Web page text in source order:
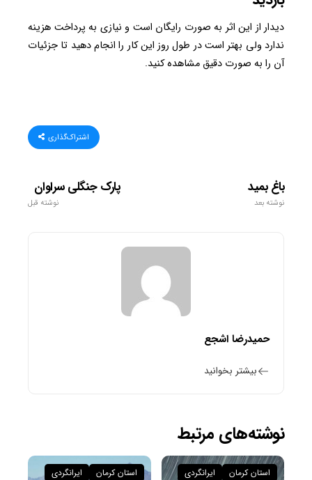
دیدار از این اثر به صورت رایگان است و نیازی به پرداخت هزینه
ندارد ولی بهتر است در طول روز این کار را انجام دهید تا جزئیات
آن را به صورت دقیق مشاهده کنید.
اشتراک‌گذاری
پارک جنگلی سراوان
نوشته قبل
باغ بمید
نوشته بعد
حمیدرضا اشجع
بیشتر بخوانید
نوشته‌های مرتبط
استان کرمان ایرانگردی استان کرمان ایرانگردی